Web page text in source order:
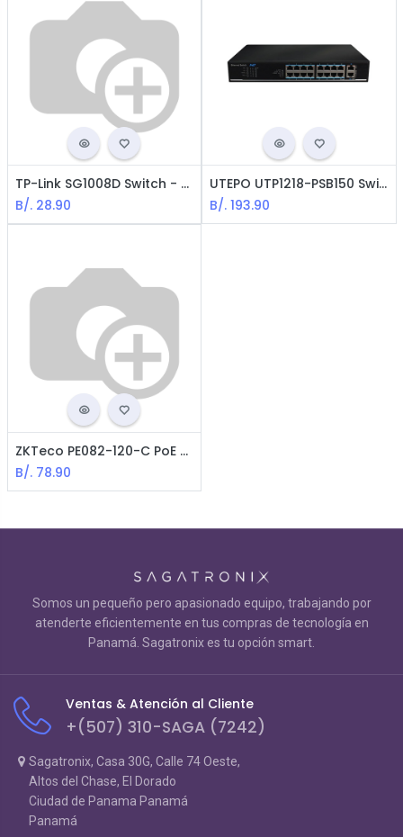
TP-Link SG1008D Switch - 8-Puertos / 10/100/1000Mbps
B/. 28.90
UTEPO UTP1218-PSB150 Switch POE de 16+2 puertos
B/. 193.90
ZKTeco PE082-120-C PoE Switch - 8 Ports 10/100Mbps
B/. 78.90
Somos un pequeño pero apasionado equipo, trabajando por
atenderte eficientemente en tus compras de tecnología en
Panamá. Sagatronix es tu opción smart.
Ventas & Atención al Cliente
+(507) 310-SAGA (7242)
Sagatronix, Casa 30G, Calle 74 Oeste,
Altos del Chase, El Dorado
Ciudad de Panama Panamá
Panamá